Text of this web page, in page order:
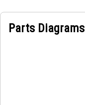
Parts Diagrams